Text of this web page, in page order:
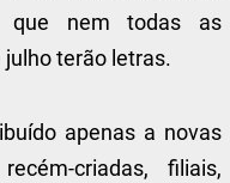
que nem todas as
terão letras.
apenas a novas
criadas, filiais,